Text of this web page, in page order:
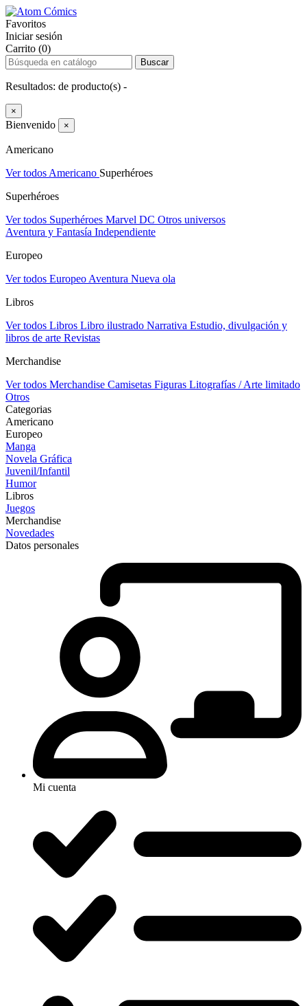
Favoritos
Iniciar sesión
Carrito (0)
Buscar
Resultados: de producto(s) -
×
Bienvenido ×
Americano
Ver todos Americano Superhéroes
Superhéroes
Ver todos Superhéroes Marvel DC Otros universos
Aventura y Fantasía Independiente
Europeo
Ver todos Europeo Aventura Nueva ola
Libros
Ver todos Libros Libro ilustrado Narrativa Estudio, divulgación y
libros de arte Revistas
Merchandise
Ver todos Merchandise Camisetas Figuras Litografías / Arte limitado
Otros
Categorias
Americano
Europeo
Manga
Novela Gráfica
Juvenil/Infantil
Humor
Libros
Juegos
Merchandise
Novedades
Datos personales
Mi cuenta